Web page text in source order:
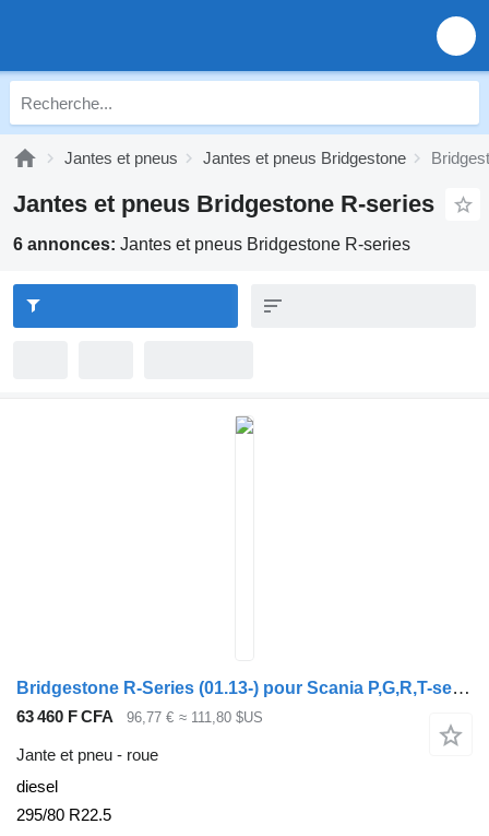
Jantes et pneus Jantes et pneus Bridgestone
Jantes et pneus Bridgestone R-series
6 annonces: Jantes et pneus Bridgestone R-series
Bridgestone R-Series (01.13-) pour Scania P,G,R,T-series (2004-2017)
63 460 F CFA 96,77 € ≈ 111,80 $US
Jante et pneu - roue
diesel
295/80 R22.5